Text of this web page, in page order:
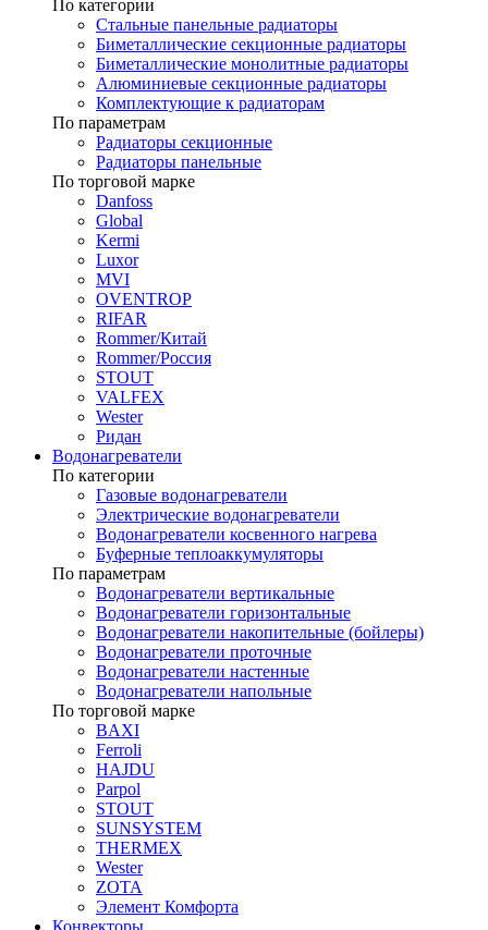
По категории
Стальные панельные радиаторы
Биметаллические секционные радиаторы
Биметаллические монолитные радиаторы
Алюминиевые секционные радиаторы
Комплектующие к радиаторам
По параметрам
Радиаторы секционные
Радиаторы панельные
По торговой марке
Danfoss
Global
Kermi
Luxor
MVI
OVENTROP
RIFAR​
Rommer/Китай
Rommer/Россия
STOUT
VALFEX
Wester
Ридан
Водонагреватели
По категории
Газовые водонагреватели
Электрические водонагреватели
Водонагреватели косвенного нагрева
Буферные теплоаккумуляторы
По параметрам
Водонагреватели вертикальные
Водонагреватели горизонтальные
Водонагреватели накопительные (бойлеры)
Водонагреватели проточные
Водонагреватели настенные
Водонагреватели напольные
По торговой марке
BAXI
Ferroli
HAJDU
Parpol
STOUT
SUNSYSTEM
THERMEX
Wester
ZOTA
Элемент Комфорта
Конвекторы